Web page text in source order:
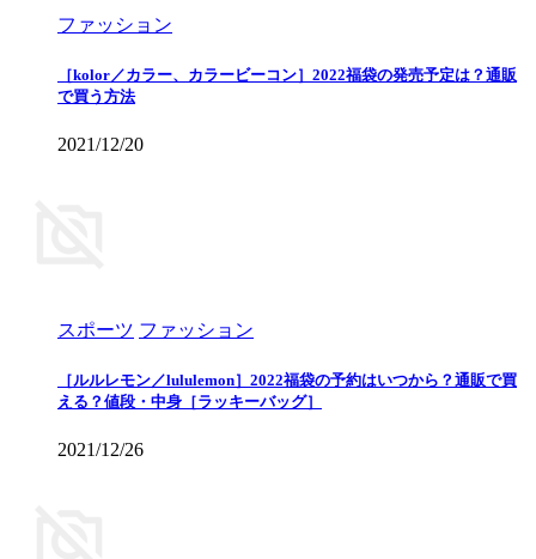
ファッション
［kolor／カラー、カラービーコン］2022福袋の発売予定は？通販
で買う方法
2021/12/20
スポーツ ファッション
［ルルレモン／lululemon］2022福袋の予約はいつから？通販で買
える？値段・中身［ラッキーバッグ］
2021/12/26